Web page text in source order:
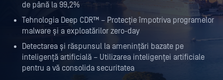
de până la 99,2%
Tehnologia Deep CDR™ – Protecție împotriva programelor
malware și a exploatărilor zero-day
Detectarea și răspunsul la amenințări bazate pe
inteligență artificială – Utilizarea inteligenței artificiale
pentru a vă consolida securitatea